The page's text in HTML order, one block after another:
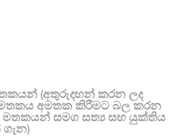
(අතුරුදහන් කරන ලද
අමතක කිරීමට බල කරන
මතකයන් සමග සත්‍ය සහ යුක්තිය